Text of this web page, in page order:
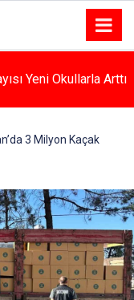
Yeni Okullarla Arttı
3 Milyon Kaçak